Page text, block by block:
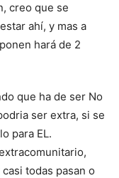
creo que se
ahí, y mas a
hará de 2
que ha de ser No
ser extra, si se
para EL.
todas pasan o